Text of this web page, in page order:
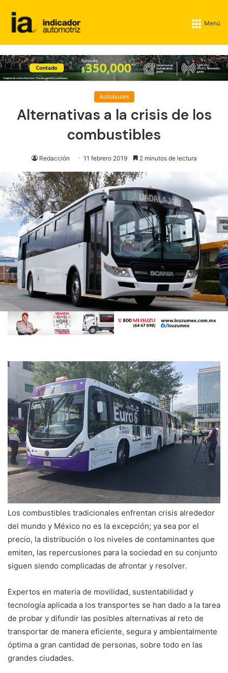
Menú
Autobuses
Alternativas a la crisis de los
combustibles
Redacción 11 febrero 2019 2 minutos de lectura
Los combustibles tradicionales enfrentan crisis alrededor
del mundo y México no es la excepción; ya sea por el
precio, la distribución o los niveles de contaminantes que
emiten, las repercusiones para la sociedad en su conjunto
siguen siendo complicadas de afrontar y resolver.
Expertos en materia de movilidad, sustentabilidad y
tecnología aplicada a los transportes se han dado a la tarea
de probar y difundir las posibles alternativas al reto de
transportar de manera eficiente, segura y ambientalmente
óptima a gran cantidad de personas, sobre todo en las
grandes ciudades.